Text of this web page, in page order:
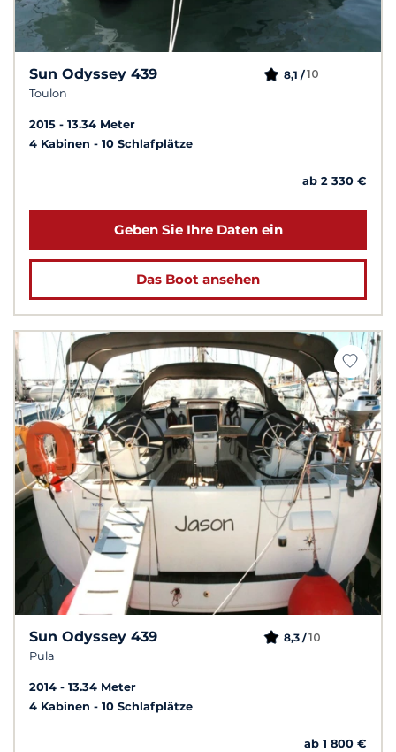
Sun Odyssey 439
Toulon
8,1 /10
2015
13.34 Meter
4 Kabinen
10 Schlafplätze
ab 2 330 €
Geben Sie Ihre Daten ein
Das Boot ansehen
Sun Odyssey 439
Pula
8,3 /10
2014
13.34 Meter
4 Kabinen
10 Schlafplätze
ab 1 800 €